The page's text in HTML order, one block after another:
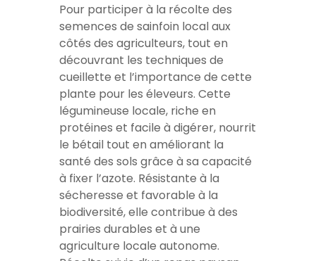
Pour participer à la récolte des
semences de sainfoin local aux
côtés des agriculteurs, tout en
découvrant les techniques de
cueillette et l’importance de cette
plante pour les éleveurs. Cette
légumineuse locale, riche en
protéines et facile à digérer, nourrit
le bétail tout en améliorant la
santé des sols grâce à sa capacité
à fixer l’azote. Résistante à la
sécheresse et favorable à la
biodiversité, elle contribue à des
prairies durables et à une
agriculture locale autonome.